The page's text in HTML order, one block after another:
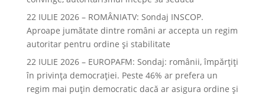
22 IULIE 2026 – ROMÂNIATV: Sondaj INSCOP.
Aproape jumătate dintre români ar accepta un regim
autoritar pentru ordine și stabilitate
22 IULIE 2026 – EUROPAFM: Sondaj: românii, împărțiți
în privința democrației. Peste 46% ar prefera un
regim mai puțin democratic dacă ar asigura ordine și